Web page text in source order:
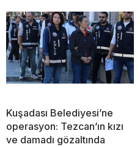
Kuşadası Belediyesi’ne
operasyon: Tezcan’ın kızı
ve damadı gözaltında